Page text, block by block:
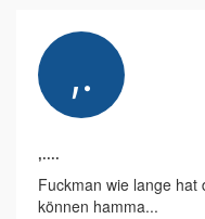
,....
Fuckman wie lange
können hamma...